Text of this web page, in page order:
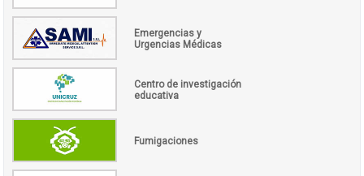
Emergencias y
Urgencias Médicas
Centro de investigación
educativa
Fumigaciones